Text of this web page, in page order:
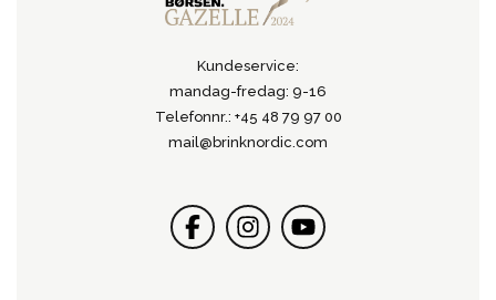
Kundeservice:
mandag-fredag: 9-16
Telefonnr.: +45 48 79 97 00
mail@brinknordic.com